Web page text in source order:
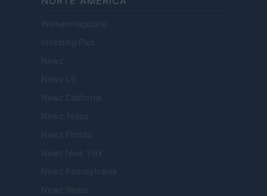
Womanmagazine
Investing Plus
Newz
Newz US
Newz California
Newz Texas
Newz Florida
Newz New York
Newz Pennsylvania
Newz Illinois